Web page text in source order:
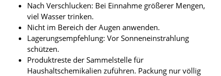
Nach Verschlucken: Bei Einnahme größerer Mengen,
viel Wasser trinken.
Nicht im Bereich der Augen anwenden.
Lagerungsempfehlung: Vor Sonneneinstrahlung
schützen.
Produktreste der Sammelstelle für
Haushaltschemikalien zuführen. Packung nur völlig